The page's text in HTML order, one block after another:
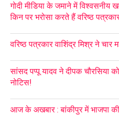
गोदी मीडिया के जमाने में विश्वसनीय
किन पर भरोसा करते हैं वरिष्ठ
वरिष्ठ पत्रकार वाशिंद्र मिश्र ने चार
सांसद पप्पू यादव ने दीपक चौरसिया
नोटिस!
आज के अखबार : बांकीपुर में भाजपा की